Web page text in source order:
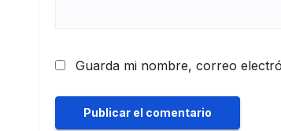
Guarda mi nombre, correo